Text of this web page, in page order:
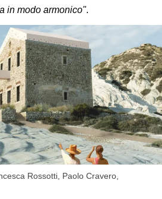
in modo armonico".
Rossotti, Paolo Cravero,